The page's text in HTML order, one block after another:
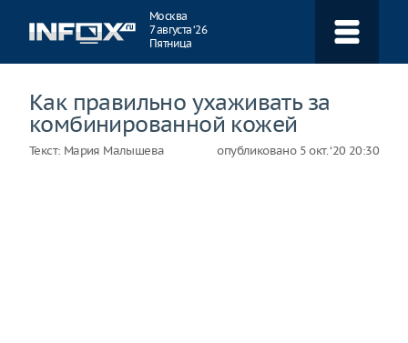
Москва
7 августа ‘26
Пятница
Как правильно ухаживать за
комбинированной кожей
Текст: Мария Малышева опубликовано 5 окт. ‘20 20:30